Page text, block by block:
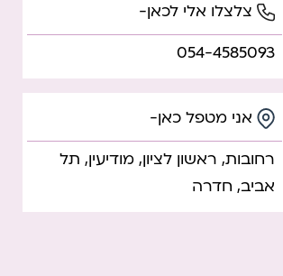
צלצלו אלי לכאן-
054-4585093
אני מטפל כאן-
רחובות, ראשון לציון, מודיעין, תל
אביב, חדרה